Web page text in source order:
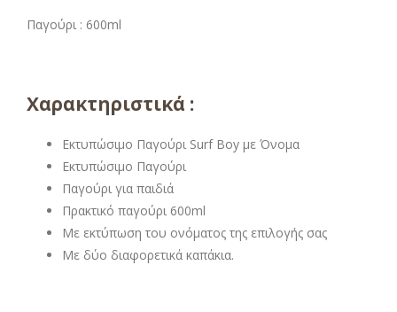
Παγούρι : 600ml
Χαρακτηριστικά :
Εκτυπώσιμο Παγούρι Surf Boy με Όνομα
Εκτυπώσιμο Παγούρι
Παγούρι για παιδιά
Πρακτικό παγούρι 600ml
Με εκτύπωση του ονόματος της επιλογής σας
Με δύο διαφορετικά καπάκια.